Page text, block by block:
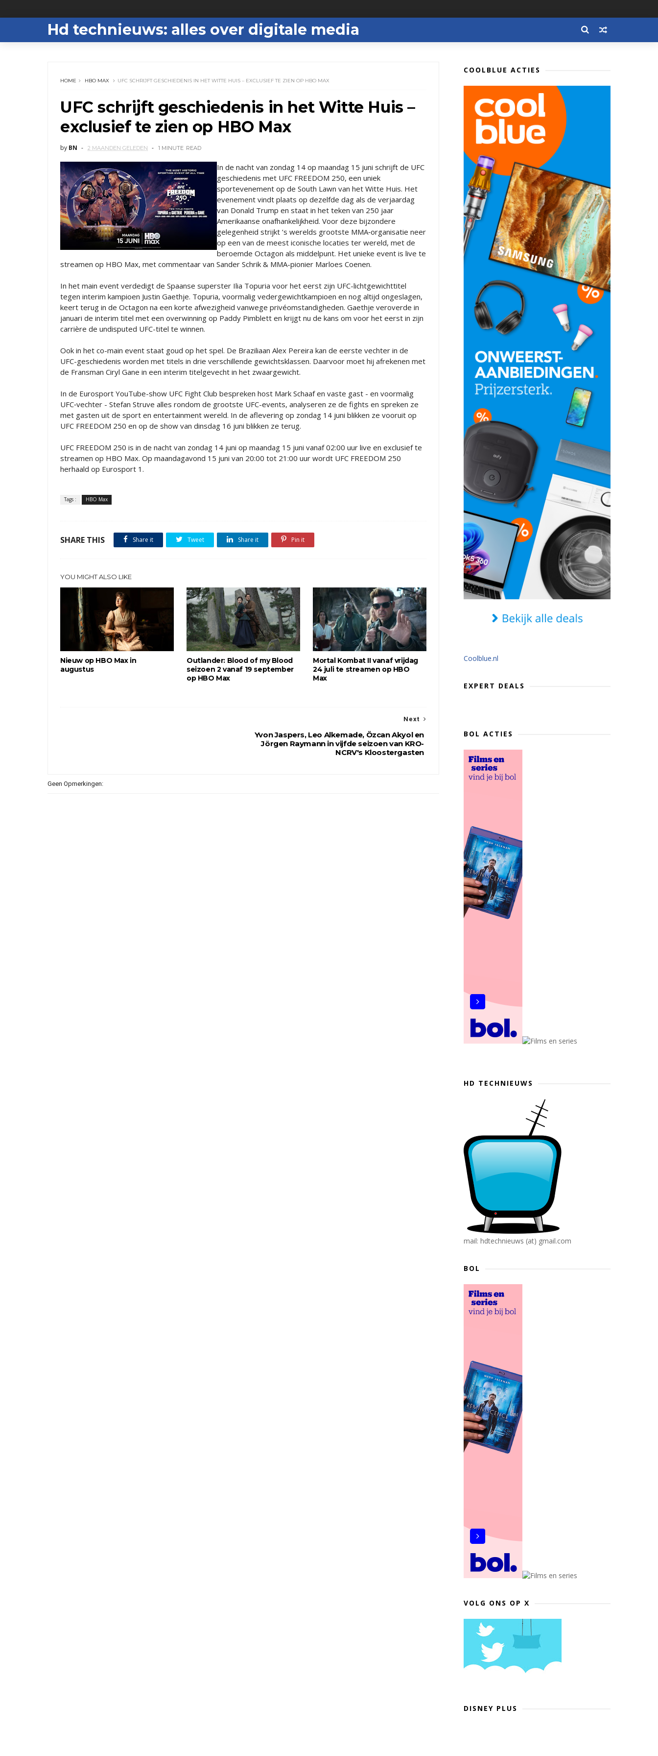
Hd technieuws: alles over digitale media
HOME HBO MAX UFC SCHRIJFT GESCHIEDENIS IN HET WITTE HUIS – EXCLUSIEF TE ZIEN OP HBO MAX
UFC schrijft geschiedenis in het Witte Huis –
exclusief te zien op HBO Max
by BN 2 MAANDEN GELEDEN 1 MINUTE READ
In de nacht van zondag 14 op maandag 15 juni schrijft de UFC
geschiedenis met UFC FREEDOM 250, een uniek
sportevenement op de South Lawn van het Witte Huis. Het
evenement vindt plaats op dezelfde dag als de verjaardag
van Donald Trump en staat in het teken van 250 jaar
Amerikaanse onafhankelijkheid. Voor deze bijzondere
gelegenheid strijkt ’s werelds grootste MMA‑organisatie neer
op een van de meest iconische locaties ter wereld, met de
beroemde Octagon als middelpunt. Het unieke event is live te
streamen op HBO Max, met commentaar van Sander Schrik & MMA-pionier Marloes Coenen.
In het main event verdedigt de Spaanse superster Ilia Topuria voor het eerst zijn UFC-lichtgewichttitel
tegen interim kampioen Justin Gaethje. Topuria, voormalig vedergewichtkampioen en nog altijd ongeslagen,
keert terug in de Octagon na een korte afwezigheid vanwege privéomstandigheden. Gaethje veroverde in
januari de interim titel met een overwinning op Paddy Pimblett en krijgt nu de kans om voor het eerst in zijn
carrière de undisputed UFC-titel te winnen.
Ook in het co-main event staat goud op het spel. De Braziliaan Alex Pereira kan de eerste vechter in de
UFC-geschiedenis worden met titels in drie verschillende gewichtsklassen. Daarvoor moet hij afrekenen met
de Fransman Ciryl Gane in een interim titelgevecht in het zwaargewicht.
In de Eurosport YouTube-show UFC Fight Club bespreken host Mark Schaaf en vaste gast - en voormalig
UFC‑vechter - Stefan Struve alles rondom de grootste UFC-events, analyseren ze de fights en spreken ze
met gasten uit de sport en entertainment wereld. In de aflevering op zondag 14 juni blikken ze vooruit op
UFC FREEDOM 250 en op de show van dinsdag 16 juni blikken ze terug.
UFC FREEDOM 250 is in de nacht van zondag 14 juni op maandag 15 juni vanaf 02:00 uur live en exclusief te
streamen op HBO Max. Op maandagavond 15 juni van 20:00 tot 21:00 uur wordt UFC FREEDOM 250
herhaald op Eurosport 1.
Tags : HBO Max
SHARE THIS Share it Tweet Share it Pin it
YOU MIGHT ALSO LIKE
Nieuw op HBO Max in
augustus
Outlander: Blood of my Blood
seizoen 2 vanaf 19 september
op HBO Max
Mortal Kombat II vanaf vrijdag
24 juli te streamen op HBO
Max
Next
Yvon Jaspers, Leo Alkemade, Özcan Akyol en
Jörgen Raymann in vijfde seizoen van KRO-
NCRV's Kloostergasten
Geen Opmerkingen:
COOLBLUE ACTIES
Coolblue.nl
EXPERT DEALS
BOL ACTIES
HD TECHNIEUWS
mail: hdtechnieuws (at) gmail.com
BOL
VOLG ONS OP X
DISNEY PLUS